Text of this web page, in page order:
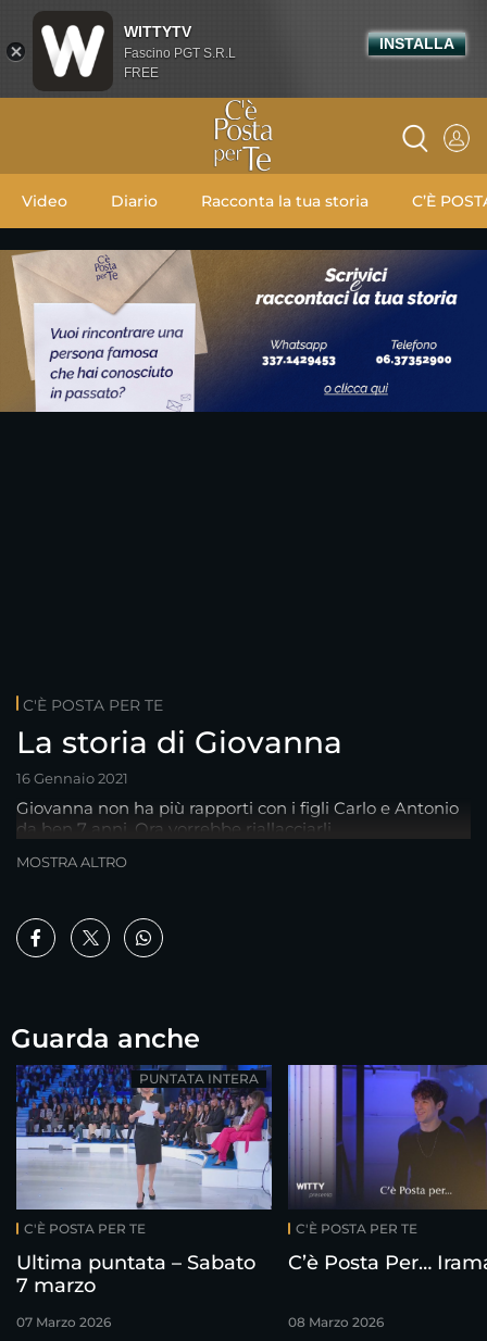
Video Diario Racconta la tua storia C’È
C'È POSTA PER TE
La storia di Giovanna
16 Gennaio 2021
Giovanna non ha più rapporti con i figli Carlo e Antonio
da ben 7 anni. Ora vorrebbe riallacciarli.
MOSTRA ALTRO
Guarda anche
C'È POSTA PER TE
Ultima puntata – Sabato
7 marzo
07 Marzo 2026
PUNTATA INTERA
C'È POSTA PER TE
C’è Posta Per…
08 Marzo 2026
WITTYTV
Fascino PGT S.R.L
FREE
INSTALLA